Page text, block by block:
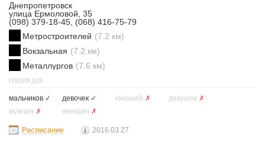
Днепропетровск
улица Ермоловой, 35
(098) 379-18-45, (068) 416-75-79
Метростроителей (7.2 км)
Вокзальная (7.2 км)
Металлургов (7.6 км)
СЕКЦИЯ ДЛЯ
мальчиков ✓ девочек ✓ юношей ✗ девушек ✗
мужчин ✗ женщин ✗
Расписание 2016.03.27